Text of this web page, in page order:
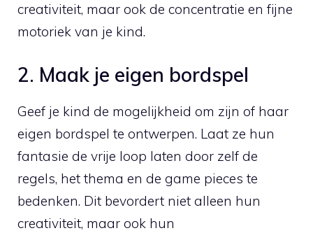
creativiteit, maar ook⁢ de concentratie en fijne
motoriek van je kind.
2. Maak je eigen bordspel
Geef je kind de mogelijkheid om⁢ zijn of haar
eigen bordspel te ontwerpen. Laat ze hun
‌fantasie de vrije loop laten door zelf de
⁢regels, het thema en de game ‍pieces te
bedenken. Dit⁣ bevordert‌ niet alleen ‌hun
creativiteit, maar ook ‍hun